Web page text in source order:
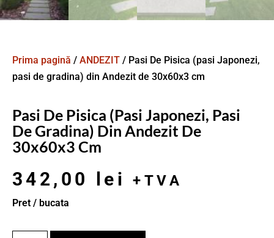
Prima pagină / ANDEZIT / Pasi De Pisica (pasi Japonezi,
pasi de gradina) din Andezit de 30x60x3 cm
Pasi De Pisica (pasi Japonezi, Pasi
De Gradina) Din Andezit De
30x60x3 Cm
342,00 lei +TVA
Pret / bucata